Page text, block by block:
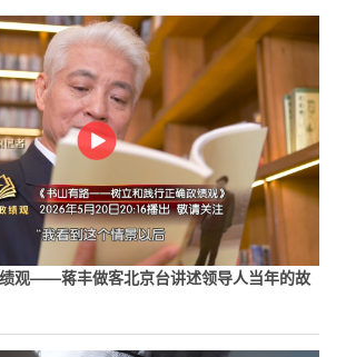
观——蒋丰做客北京台讲述领导人当年的故